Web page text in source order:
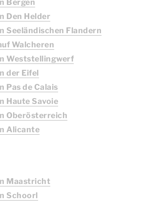
Bergen
Den Helder
Seeländischen Flandern
Walcheren
Weststellingwerf
der Eifel
Pas de Calais
Haute Savoie
Oberösterreich
Alicante
Maastricht
Schoorl